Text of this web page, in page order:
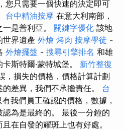
您只需要一個快速的決定即可
台中精油按摩 在意大利南部，
是普利亞。 關鍵字優化 該地
世界遺產 外燴 烤肉 按摩學徒 -
外燴擺盤 - 搜尋引擎排名 和雄
斯特爾·蒙特城堡。 新竹整復
，損失的價格，價格計算計劃
差異，我們不承擔責任。 台
有我們員工確認的價格，數據，
為是最終的。 最後一分鐘的
在自發的耀斑上也有好處。